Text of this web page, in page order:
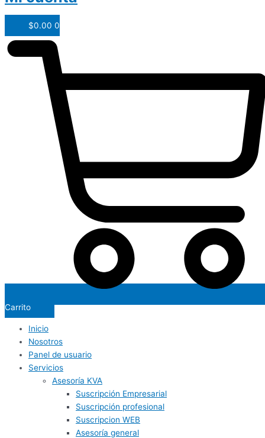
$0.00 0
Carrito
Inicio
Nosotros
Panel de usuario
Servicios
Asesoría KVA
Suscripción Empresarial
Suscripción profesional
Suscripcion WEB
Asesoría general